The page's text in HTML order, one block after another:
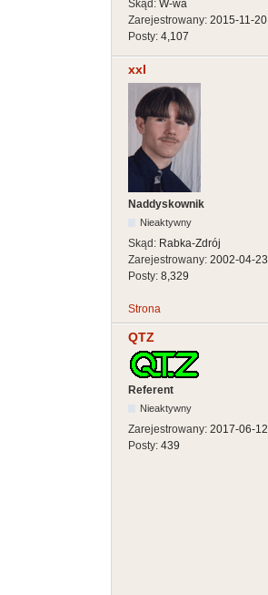
Skąd: W-wa
Zarejestrowany: 2015-11-20
Posty: 4,107
xxl
Naddyskownik
Nieaktywny
Skąd: Rabka-Zdrój
Zarejestrowany: 2002-04-23
Posty: 8,329
Strona
QTZ
Referent
Nieaktywny
Zarejestrowany: 2017-06-12
Posty: 439